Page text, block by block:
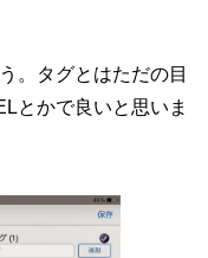
。タグとはただの目
とかで良いと思いま